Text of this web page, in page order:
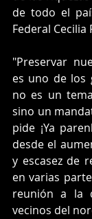
de todo el
Federal Cecilia
"Preservar
es uno de los
no es un
sino un
pide ¡Ya
desde el
y escasez de
en varias
reunión a la
vecinos del